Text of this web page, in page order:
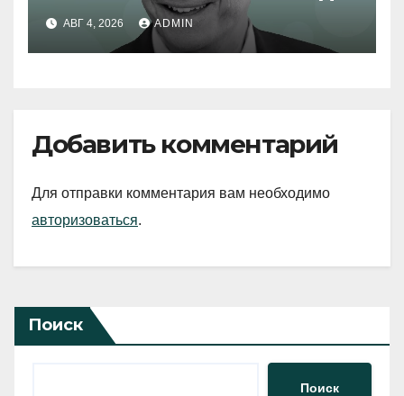
АВГ 4, 2026 ADMIN
Добавить комментарий
Для отправки комментария вам необходимо
авторизоваться.
Поиск
Поиск